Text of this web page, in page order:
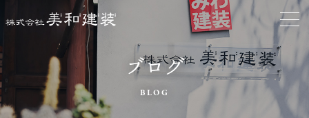
お家をきれいに
会社をきれいに
クリーニング
ブログ
BLOG